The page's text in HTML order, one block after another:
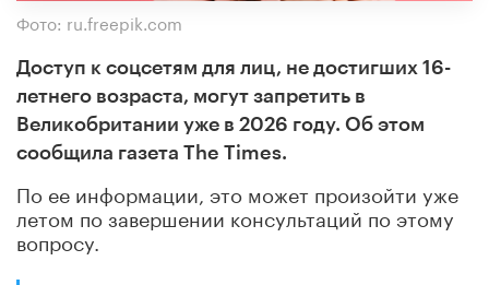
Фото: ru.freepik.com
Доступ к соцсетям для лиц, не достигших 16-
летнего возраста, могут запретить в
Великобритании уже в 2026 году. Об этом
сообщила газета The Times.
По ее информации, это может произойти уже
летом по завершении консультаций по этому
вопросу.